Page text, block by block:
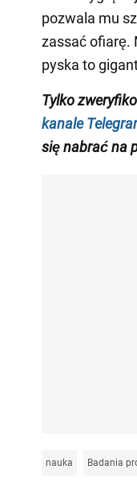
pozwala mu
zassać ofiarę.
pyska to
Tylko
kanale
się nabrać na
nauka Badania